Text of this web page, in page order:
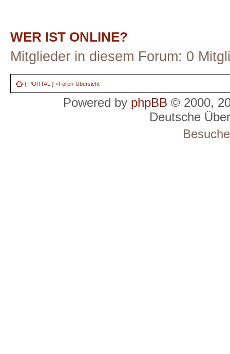
WER IST ONLINE?
Mitglieder in diesem Forum: 0
{ PORTAL } »Foren-Übersicht
Powered by phpBB © 2000,
Deutsche